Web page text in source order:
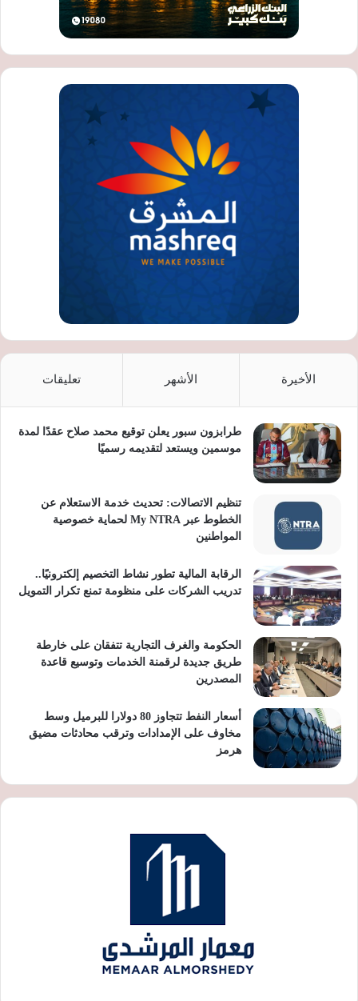
الأخيرة الأشهر تعليقات
طرابزون سبور يعلن توقيع محمد صلاح عقدًا لمدة
موسمين ويستعد لتقديمه رسميًا
تنظيم الاتصالات: تحديث خدمة الاستعلام عن
الخطوط عبر My NTRA لحماية خصوصية
المواطنين
الرقابة المالية تطور نشاط التخصيم إلكترونيًا..
تدريب الشركات على منظومة تمنع تكرار التمويل
الحكومة والغرف التجارية تتفقان على خارطة
طريق جديدة لرقمنة الخدمات وتوسيع قاعدة
المصدرين
أسعار النفط تتجاوز 80 دولارا للبرميل وسط
مخاوف على الإمدادات وترقب محادثات مضيق
هرمز